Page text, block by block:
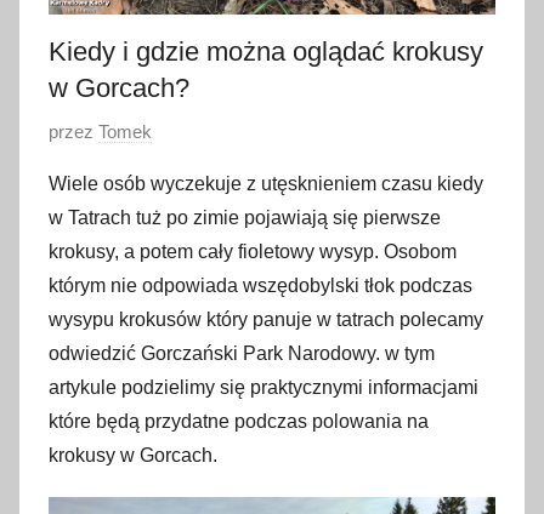
Kiedy i gdzie można oglądać krokusy
w Gorcach?
O
u
b
l
i
k
o
w
a
n
przez Tomek
Wiele osób wyczekuje z utęsknieniem czasu kiedy
w Tatrach tuż po zimie pojawiają się pierwsze
krokusy, a potem cały fioletowy wysyp. Osobom
którym nie odpowiada wszędobylski tłok podczas
wysypu krokusów który panuje w tatrach polecamy
odwiedzić Gorczański Park Narodowy. w tym
artykule podzielimy się praktycznymi informacjami
które będą przydatne podczas polowania na
krokusy w Gorcach.